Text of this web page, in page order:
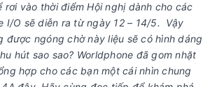
rơi vào thời điểm Hội nghị dành cho các
I/O sẽ diễn ra từ ngày 12 – 14/5. Vậy
được ngóng chờ này liệu sẽ có hình dáng
hút sao sao? Worldphone đã gom nhặt
hợp cho các bạn một cái nhìn chung